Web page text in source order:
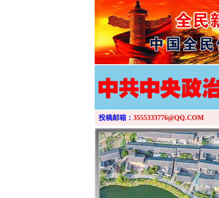
投稿邮箱： 3555333776@QQ.COM